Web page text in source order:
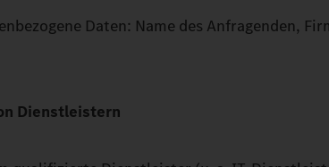
Daten: Name des Anfragenden,
Dienstleistern